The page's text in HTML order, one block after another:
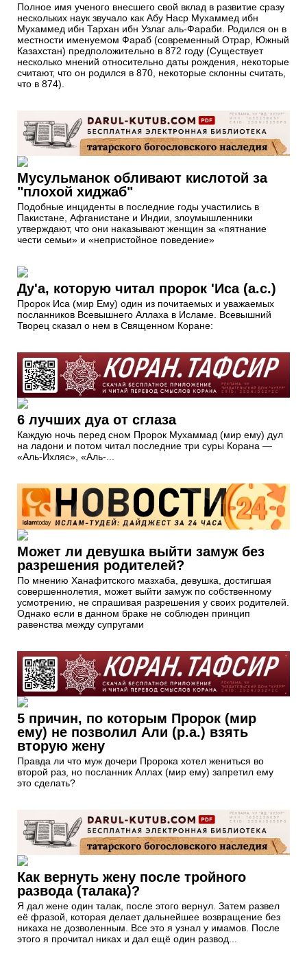
Полное имя ученого внесшего свой вклад в развитие сразу
нескольких наук звучало как Абу Наср Мухаммед ибн
Мухаммед ибн Тархан ибн Узлаг аль-Фараби. Родился он в
местности именуемом Фараб (современный Отрар, Южный
Казахстан) предположительно в 872 году (Существует
несколько мнений относительно даты рождения, некоторые
считают, что он родился в 870, некоторые склонны считать,
что в 874).
Мусульманок обливают кислотой за
"плохой хиджаб"
Подобные инциденты в последние годы участились в
Пакистане, Афганистане и Индии, злоумышленники
утверждают, что они наказывают женщин за «пятнание
чести семьи» и «непристойное поведение»
Ду'а, которую читал пророк 'Иса (а.с.)
Пророк Иса (мир Ему) один из почитаемых и уважаемых
посланников Всевышнего Аллаха в Исламе. Всевышний
Творец сказал о нем в Священном Коране:
6 лучших дуа от сглаза
Каждую ночь перед сном Пророк Мухаммад (мир ему) дул
на ладони и потом читал последние три суры Корана —
«Аль-Ихляс», «Аль-...
Может ли девушка выйти замуж без
разрешения родителей?
По мнению Ханафитского мазхаба, девушка, достигшая
совершеннолетия, может выйти замуж по собственному
усмотрению, не спрашивая разрешения у своих родителей.
Однако если в данном браке не соблюден принцип
равенства между супругами
5 причин, по которым Пророк (мир
ему) не позволил Али (р.а.) взять
вторую жену
Правда ли что муж дочери Пророка хотел жениться во
второй раз, но посланник Аллах (мир ему) запретил ему
это сделать?
Как вернуть жену после тройного
развода (талака)?
Я дал жене один талак, после этого вернул. Затем развел
её фразой, которая делает дальнейшее возвращение без
никаха не дозволенным. Все это я узнал у имамов. После
этого я прочитал никах и дал ещё один развод...